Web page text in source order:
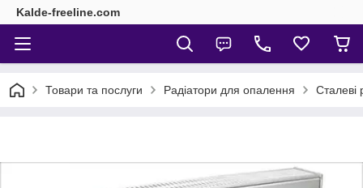
Kalde-freeline.com
Товари та послуги Радіатори для опалення Сталеві